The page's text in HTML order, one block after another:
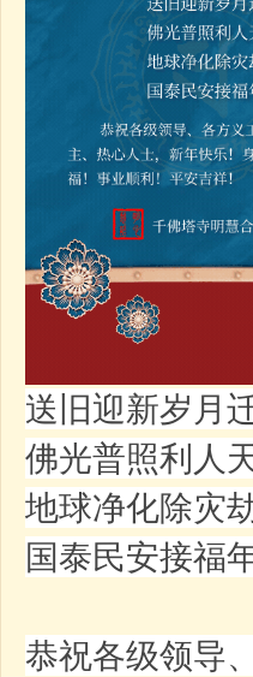
送旧迎新岁月
佛光普照利人天
地球净化除灾
国泰民安接福年
恭祝各级领导